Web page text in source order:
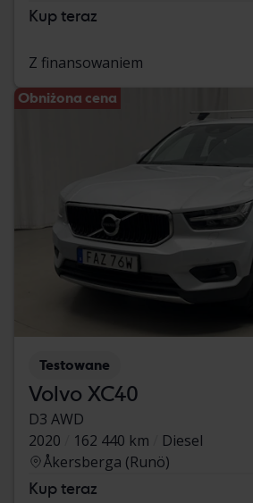
Kup teraz
Z finansowaniem
Obniżona cena
Testowane
Volvo XC40
D3 AWD
2020
162 440 km
Diesel
Åkersberga (Runö)
Kup teraz